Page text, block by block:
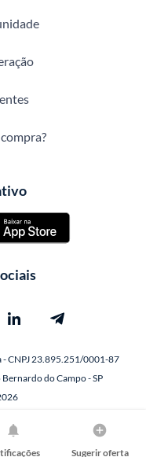
Sugerir oferta
- CNPJ 23.895.251/0001-87
Bernardo do Campo - SP